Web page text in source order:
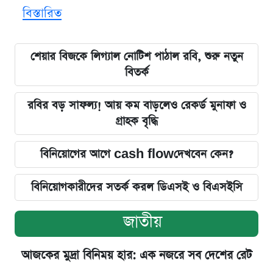
বিস্তারিত
শেয়ার বিজকে লিগ্যাল নোটিশ পাঠাল রবি, শুরু নতুন
বিতর্ক
রবির বড় সাফল্য! আয় কম বাড়লেও রেকর্ড মুনাফা ও
গ্রাহক বৃদ্ধি
বিনিয়োগের আগে cash flowদেখবেন কেন?
বিনিয়োগকারীদের সতর্ক করল ডিএসই ও বিএসইসি
জাতীয়
আজকের মুদ্রা বিনিময় হার: এক নজরে সব দেশের রেট